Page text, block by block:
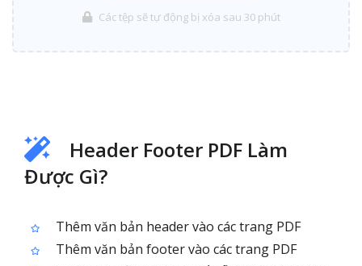
Các tệp sẽ tự động bị xóa sau 30 phút
Header Footer PDF Làm
Được Gì?
Thêm văn bản header vào các trang PDF
Thêm văn bản footer vào các trang PDF